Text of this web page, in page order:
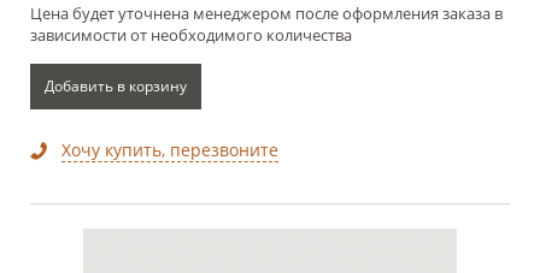
Цена будет уточнена менеджером после оформления заказа в
зависимости от необходимого количества
Добавить в корзину
Хочу купить, перезвоните